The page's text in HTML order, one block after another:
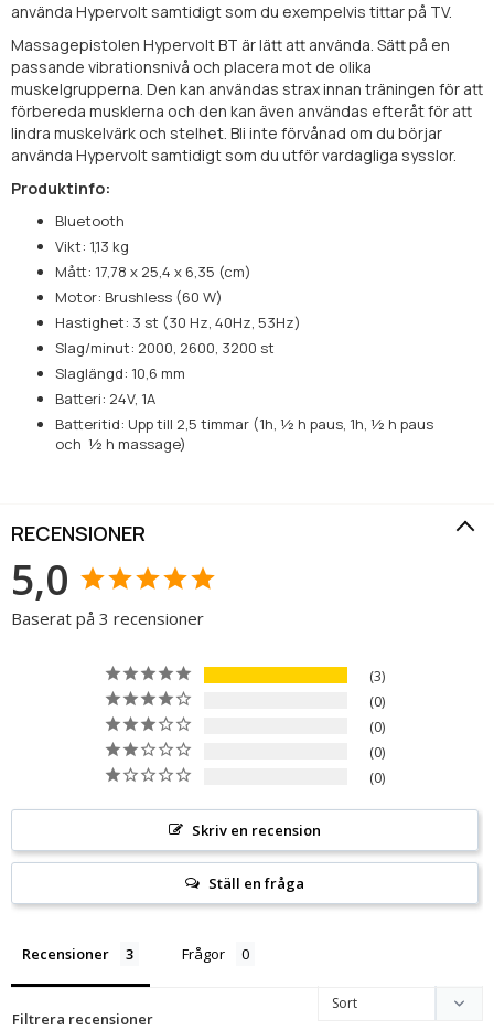
använda Hypervolt samtidigt som du exempelvis tittar på TV.
Massagepistolen Hypervolt BT är lätt att använda. Sätt på en
passande vibrationsnivå och placera mot de olika
muskelgrupperna. Den kan användas strax innan träningen för att
förbereda musklerna och den kan även användas efteråt för att
lindra muskelvärk och stelhet. Bli inte förvånad om du börjar
använda Hypervolt samtidigt som du utför vardagliga sysslor.
Produktinfo:
Bluetooth
Vikt: 1,13 kg
Mått: 17,78 x 25,4 x 6,35 (cm)
Motor: Brushless (60 W)
Hastighet: 3 st (30 Hz, 40Hz, 53Hz)
Slag/minut: 2000, 2600, 3200 st
Slaglängd: 10,6 mm
Batteri: 24V, 1A
Batteritid: Upp till 2,5 timmar (1h, ½ h paus, 1h, ½ h paus
och ½ h massage)
RECENSIONER
5,0
Baserat på 3 recensioner
3
0
0
0
0
Skriv en recension
Ställ en fråga
Recensioner Frågor
Filtrera recensioner